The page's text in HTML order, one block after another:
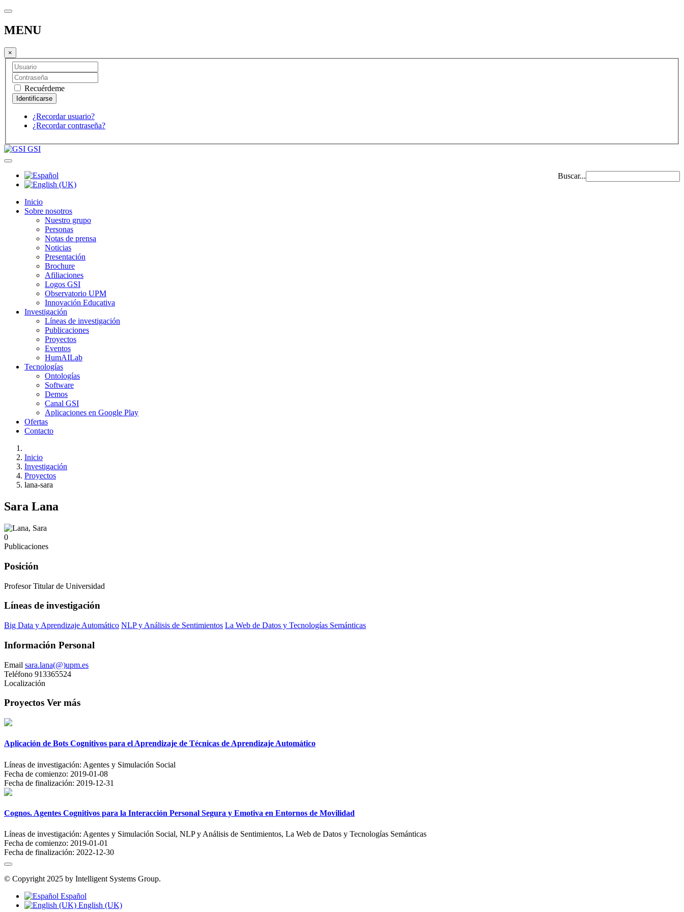
MENU
×
Recuérdeme
¿Recordar usuario?
¿Recordar contraseña?
GSI
Buscar...
Inicio
Sobre nosotros
Nuestro grupo
Personas
Notas de prensa
Noticias
Presentación
Brochure
Afiliaciones
Logos GSI
Observatorio UPM
Innovación Educativa
Investigación
Líneas de investigación
Publicaciones
Proyectos
Eventos
HumAILab
Tecnologías
Ontologías
Software
Demos
Canal GSI
Aplicaciones en Google Play
Ofertas
Contacto
Inicio
Investigación
Proyectos
lana-sara
Sara Lana
0
Publicaciones
Posición
Profesor Titular de Universidad
Líneas de investigación
Big Data y Aprendizaje Automático NLP y Análisis de Sentimientos La Web de Datos y Tecnologías Semánticas
Información Personal
Email sara.lana(@)upm.es
Teléfono 913365524
Localización
Proyectos Ver más
Aplicación de Bots Cognitivos para el Aprendizaje de Técnicas de Aprendizaje Automático
Líneas de investigación: Agentes y Simulación Social
Fecha de comienzo: 2019-01-08
Fecha de finalización: 2019-12-31
Cognos. Agentes Cognitivos para la Interacción Personal Segura y Emotiva en Entornos de Movilidad
Líneas de investigación: Agentes y Simulación Social, NLP y Análisis de Sentimientos, La Web de Datos y Tecnologías Semánticas
Fecha de comienzo: 2019-01-01
Fecha de finalización: 2022-12-30
© Copyright 2025 by Intelligent Systems Group.
Español
English (UK)